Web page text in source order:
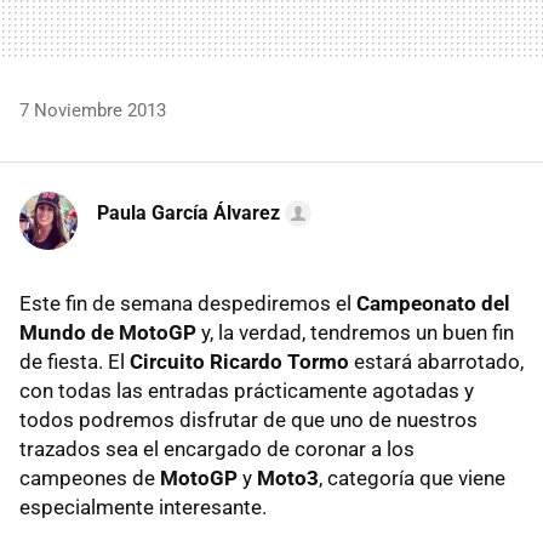
7 Noviembre 2013
Paula García Álvarez
Este fin de semana despediremos el Campeonato del
Mundo de MotoGP y, la verdad, tendremos un buen fin
de fiesta. El Circuito Ricardo Tormo estará abarrotado,
con todas las entradas prácticamente agotadas y
todos podremos disfrutar de que uno de nuestros
trazados sea el encargado de coronar a los
campeones de MotoGP y Moto3, categoría que viene
especialmente interesante.